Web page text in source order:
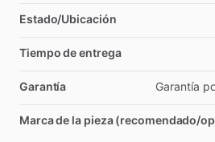
Estado/Ubicación
Tiempo de entrega
Garantía Garantía
Marca de la pieza (recomendado/